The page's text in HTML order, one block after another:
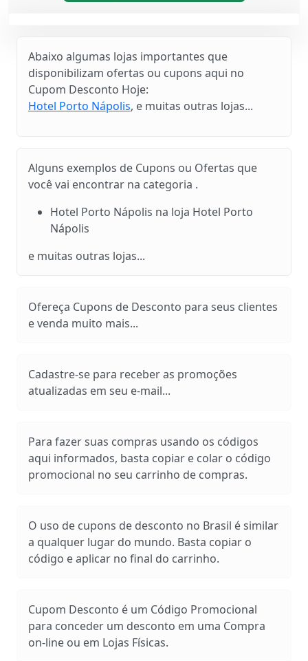
Abaixo algumas lojas importantes que
disponibilizam ofertas ou cupons aqui no
Cupom Desconto Hoje:
Hotel Porto Nápolis, e muitas outras lojas...
Alguns exemplos de Cupons ou Ofertas que
você vai encontrar na categoria .
Hotel Porto Nápolis na loja Hotel Porto
Nápolis
e muitas outras lojas...
Ofereça Cupons de Desconto para seus clientes
e venda muito mais...
Cadastre-se para receber as promoções
atualizadas em seu e-mail...
Para fazer suas compras usando os códigos
aqui informados, basta copiar e colar o código
promocional no seu carrinho de compras.
O uso de cupons de desconto no Brasil é similar
a qualquer lugar do mundo. Basta copiar o
código e aplicar no final do carrinho.
Cupom Desconto é um Código Promocional
para conceder um desconto em uma Compra
on-line ou em Lojas Físicas.